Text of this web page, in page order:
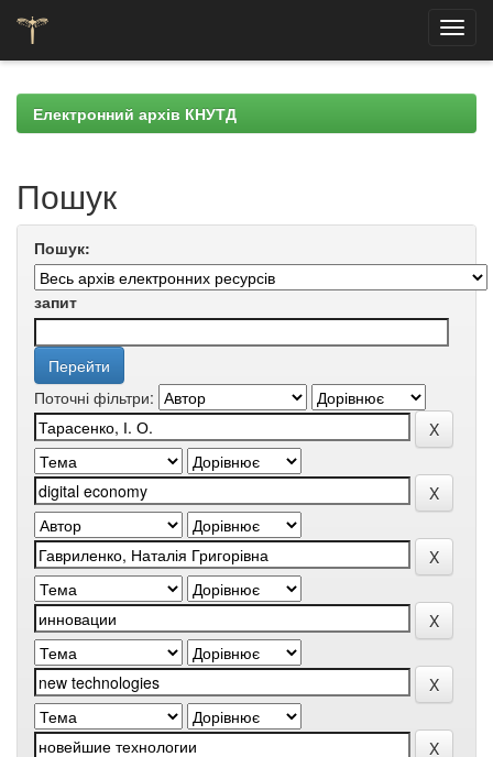
navigationЕлектронний архів КНУТД
Пошук
Пошук:
запит
Поточні фільтри: